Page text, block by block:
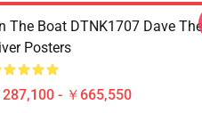
The Boat DTNK1707 Dave The
Posters
287,100 - ￥665,550